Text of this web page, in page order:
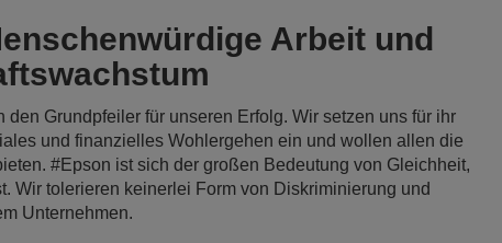
Arbeit und
Grundpfeiler für unseren Erfolg. Wir setzen uns für ihr
und finanzielles Wohlergehen ein und wollen allen die
#Epson ist sich der großen Bedeutung von Gleichheit,
Wir tolerieren keinerlei Form von Diskriminierung und
Unternehmen.